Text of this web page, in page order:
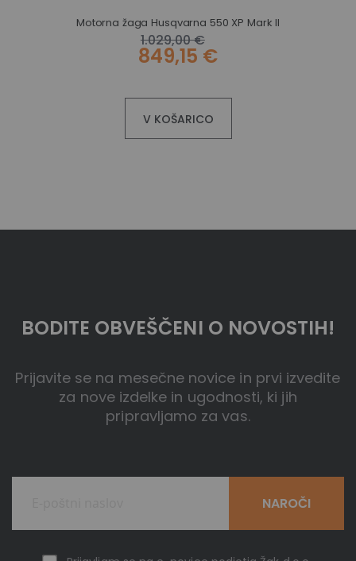
Motorna žaga Husqvarna 550 XP Mark II
1.029,00 €
849,15 €
V KOŠARICO
BODITE OBVEŠČENI O NOVOSTIH!
Prijavite se na mesečne novice in prvi izvedite
za nove izdelke in ugodnosti, ki jih
pripravljamo za vas.
NAROČI